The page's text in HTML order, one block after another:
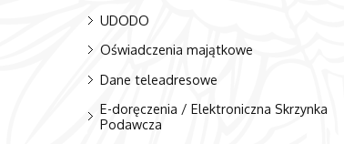
UDODO
Oświadczenia majątkowe
Dane teleadresowe
E-doręczenia / Elektroniczna Skrzynka
Podawcza